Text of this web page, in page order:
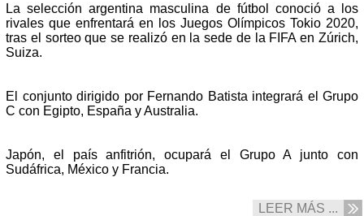
La selección argentina masculina de fútbol conoció a los
rivales que enfrentará en los Juegos Olímpicos Tokio 2020,
tras el sorteo que se realizó en la sede de la FIFA en Zúrich,
Suiza.
El conjunto dirigido por Fernando Batista integrará el Grupo
C con Egipto, España y Australia.
Japón, el país anfitrión, ocupará el Grupo A junto con
Sudáfrica, México y Francia.
LEER MÁS ...